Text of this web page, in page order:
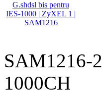
SAM1216-
1000CH